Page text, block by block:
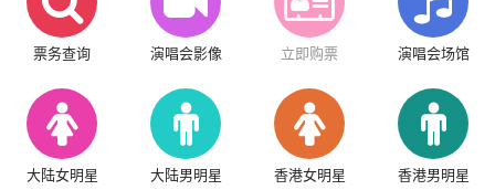
票务查询 演唱会影像 立即购票 演唱会场馆
大陆女明星 大陆男明星 香港女明星 香港男明星